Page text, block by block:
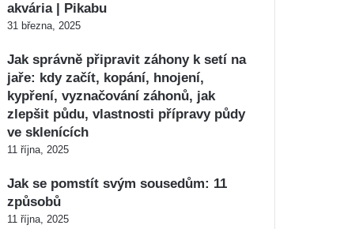
akvária | Pikabu
31 března, 2025
Jak správně připravit záhony k setí na
jaře: kdy začít, kopání, hnojení,
kypření, vyznačování záhonů, jak
zlepšit půdu, vlastnosti přípravy půdy
ve sklenících
11 října, 2025
Jak se pomstít svým sousedům: 11
způsobů
11 října, 2025